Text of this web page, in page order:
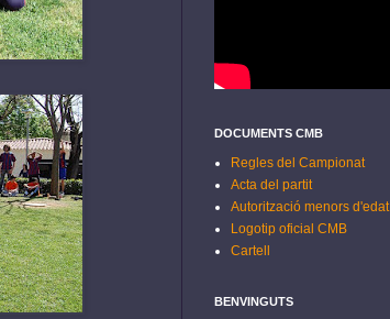
DOCUMENTS CMB
Regles del Campionat
Acta del partit
Autorització menors d'edat
Logotip oficial CMB
Cartell
BENVINGUTS